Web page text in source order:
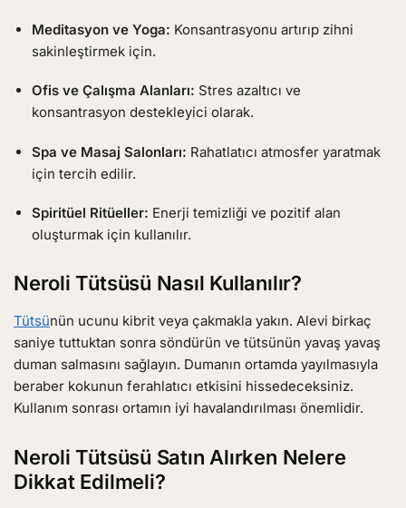
Meditasyon ve Yoga: Konsantrasyonu artırıp zihni
sakinleştirmek için.
Ofis ve Çalışma Alanları: Stres azaltıcı ve
konsantrasyon destekleyici olarak.
Spa ve Masaj Salonları: Rahatlatıcı atmosfer yaratmak
için tercih edilir.
Spiritüel Ritüeller: Enerji temizliği ve pozitif alan
oluşturmak için kullanılır.
Neroli Tütsüsü Nasıl Kullanılır?
Tütsünün ucunu kibrit veya çakmakla yakın. Alevi birkaç
saniye tuttuktan sonra söndürün ve tütsünün yavaş yavaş
duman salmasını sağlayın. Dumanın ortamda yayılmasıyla
beraber kokunun ferahlatıcı etkisini hissedeceksiniz.
Kullanım sonrası ortamın iyi havalandırılması önemlidir.
Neroli Tütsüsü Satın Alırken Nelere
Dikkat Edilmeli?